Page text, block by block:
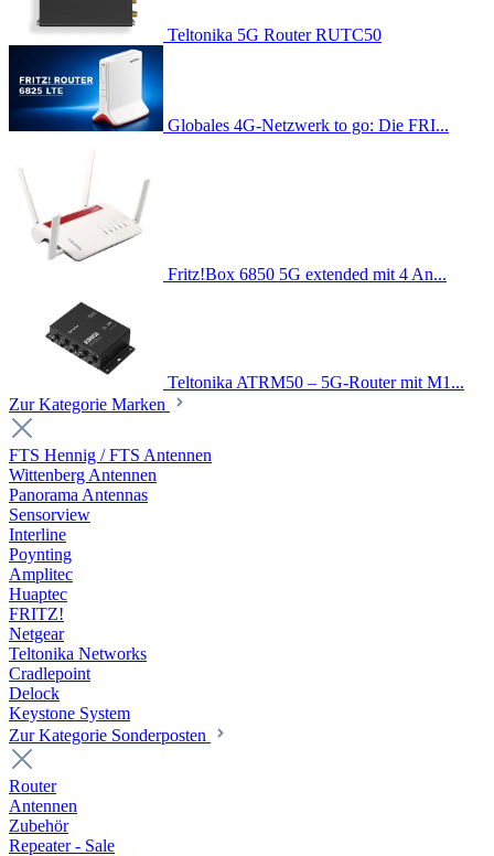
Teltonika 5G Router RUTC50
Globales 4G-Netzwerk to go: Die FRI...
Fritz!Box 6850 5G extended mit 4 An...
Teltonika ATRM50 – 5G-Router mit M1...
Zur Kategorie Marken
FTS Hennig / FTS Antennen
Wittenberg Antennen
Panorama Antennas
Sensorview
Interline
Poynting
Amplitec
Huaptec
FRITZ!
Netgear
Teltonika Networks
Cradlepoint
Delock
Keystone System
Zur Kategorie Sonderposten
Router
Antennen
Zubehör
Repeater - Sale